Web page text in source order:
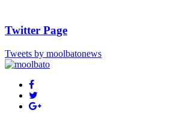
Twitter Page
Tweets by moolbatonews